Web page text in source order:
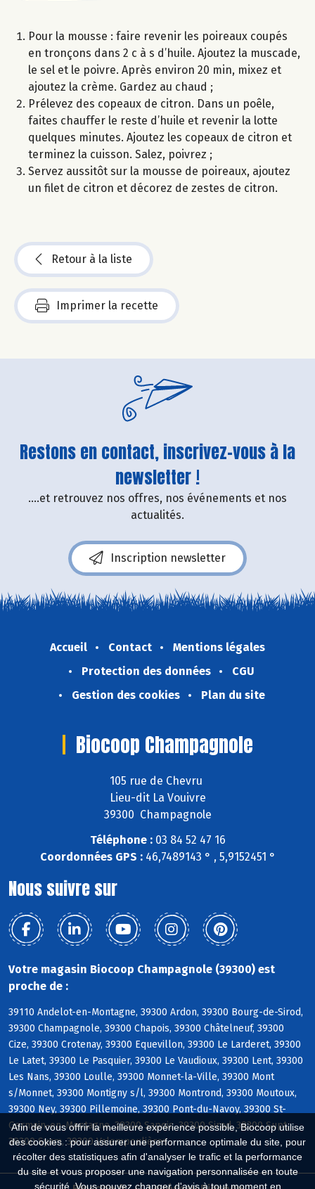
Afin de vous offrir la meilleure expérience possible, Biocoop utilise
des cookies : pour assurer une performance optimale du site, pour
récolter des statistiques afin d'analyser le trafic et la performance
du site et vous proposer une navigation personnalisée en toute
sécurité. Vous pouvez changer d'avis à tout moment en
Pour la mousse : faire revenir les poireaux coupés
en tronçons dans 2 c à s d’huile. Ajoutez la muscade,
le sel et le poivre. Après environ 20 min, mixez et
ajoutez la crème. Gardez au chaud ;
Prélevez des copeaux de citron. Dans un poêle,
faites chauffer le reste d’huile et revenir la lotte
quelques minutes. Ajoutez les copeaux de citron et
terminez la cuisson. Salez, poivrez ;
Servez aussitôt sur la mousse de poireaux, ajoutez
un filet de citron et décorez de zestes de citron.
Retour à la liste
Imprimer la recette
Restons en contact, inscrivez-vous à la
newsletter !
....et retrouvez nos offres, nos événements et nos
actualités.
Inscription newsletter
Accueil Contact
Mentions légales
Protection des données
CGU
Gestion des cookies
Plan du site
Biocoop Champagnole
105 rue de Chevru
Lieu-dit La Vouivre
39300 Champagnole
Téléphone :03 84 52 47 16
Coordonnées GPS :46,7489143 ° , 5,9152451 °
Nous suivre sur
Votre magasin Biocoop Champagnole (39300) est
proche de :
39110 Andelot-en-Montagne, 39300 Ardon, 39300 Bourg-de-Sirod,
39300 Champagnole, 39300 Chapois, 39300 Châtelneuf, 39300
Cize, 39300 Crotenay, 39300 Equevillon, 39300 Le Larderet, 39300
Le Latet, 39300 Le Pasquier, 39300 Le Vaudioux, 39300 Lent, 39300
Les Nans, 39300 Loulle, 39300 Monnet-la-Ville, 39300 Mont
s/Monnet, 39300 Montigny s/l, 39300 Montrond, 39300 Moutoux,
39300 Ney, 39300 Pillemoine, 39300 Pont-du-Navoy, 39300 St-
Germain-en-Montagne, 39300 Sapois, 39300 Sirod, 39300 Supt,
39300 Syam, 39300 Valempoulières